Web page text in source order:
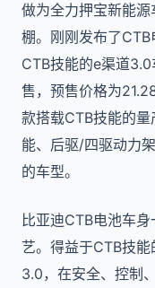
做为全力押宝新能
棚。刚刚发布了
CTB技能的e渠道
售，预售价格为
款搭载CTB技能的
能、后驱/四驱动力
的车型。
比亚迪CTB电池车
艺。得益于CTB技
3.0，在安全、控制